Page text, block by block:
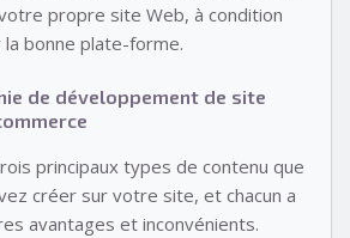
propre site Web, à condition
la bonne plate-forme.
de développement de site
principaux types de contenu que
créer sur votre site, et chacun a
avantages et inconvénients.